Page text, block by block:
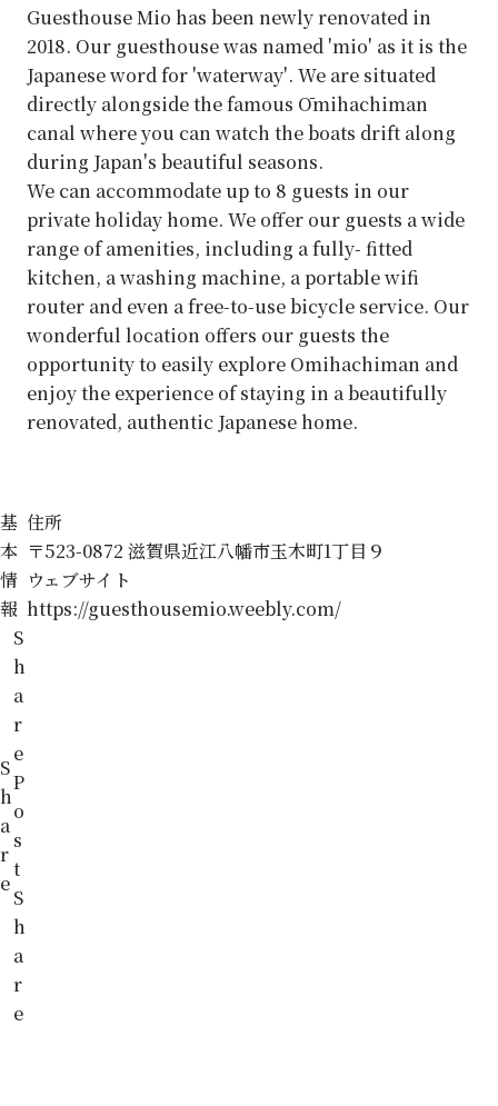
Guesthouse Mio has been newly renovated in
2018. Our guesthouse was named 'mio' as it is the
Japanese word for 'waterway'. We are situated
directly alongside the famous Ōmihachiman
canal where you can watch the boats drift along
during Japan's beautiful seasons.
​​We can accommodate up to 8 guests in our
private holiday home. We offer our guests a wide
range of amenities, including a fully- fitted
kitchen, a washing machine, a portable wifi
router and even a free-to-use bicycle service. Our
wonderful location offers our guests the
opportunity to easily explore Omihachiman and
enjoy the experience of staying in a beautifully
renovated, authentic Japanese home.
基
本
情
報
住所
〒523-0872 滋賀県近江八幡市玉木町1丁目９
ウェブサイト
https://guesthousemio.weebly.com/
S
h
a
r
e
S
h
a
r
e
P
o
s
t
S
h
a
r
e